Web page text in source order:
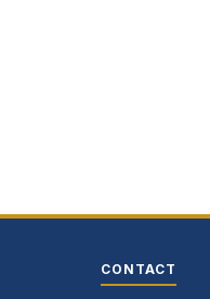
CONTACT